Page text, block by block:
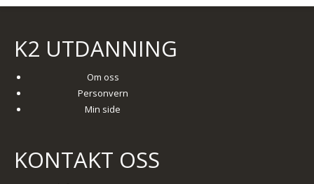
K2 UTDANNING
Om oss
Personvern
Min side
KONTAKT OSS